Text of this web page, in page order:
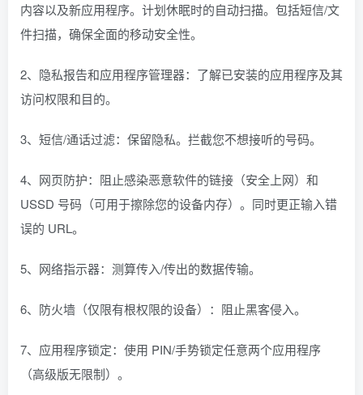
内容以及新应用程序。计划休眠时的自动扫描。包括短信/文
件扫描，确保全面的移动安全性。
2、隐私报告和应用程序管理器：了解已安装的应用程序及其
访问权限和目的。
3、短信/通话过滤：保留隐私。拦截您不想接听的号码。
4、网页防护：阻止感染恶意软件的链接（安全上网）和
USSD 号码（可用于擦除您的设备内存）。同时更正输入错
误的 URL。
5、网络指示器：测算传入/传出的数据传输。
6、防火墙（仅限有根权限的设备）：阻止黑客侵入。
7、应用程序锁定：使用 PIN/手势锁定任意两个应用程序
（高级版无限制）。